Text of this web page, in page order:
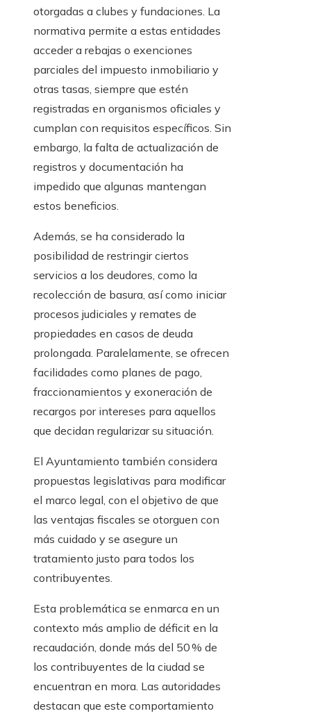
otorgadas a clubes y fundaciones. La
normativa permite a estas entidades
acceder a rebajas o exenciones
parciales del impuesto inmobiliario y
otras tasas, siempre que estén
registradas en organismos oficiales y
cumplan con requisitos específicos. Sin
embargo, la falta de actualización de
registros y documentación ha
impedido que algunas mantengan
estos beneficios.
Además, se ha considerado la
posibilidad de restringir ciertos
servicios a los deudores, como la
recolección de basura, así como iniciar
procesos judiciales y remates de
propiedades en casos de deuda
prolongada. Paralelamente, se ofrecen
facilidades como planes de pago,
fraccionamientos y exoneración de
recargos por intereses para aquellos
que decidan regularizar su situación.
El Ayuntamiento también considera
propuestas legislativas para modificar
el marco legal, con el objetivo de que
las ventajas fiscales se otorguen con
más cuidado y se asegure un
tratamiento justo para todos los
contribuyentes.
Esta problemática se enmarca en un
contexto más amplio de déficit en la
recaudación, donde más del 50 % de
los contribuyentes de la ciudad se
encuentran en mora. Las autoridades
destacan que este comportamiento